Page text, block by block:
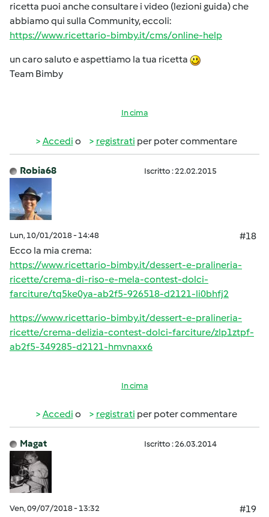
ricetta puoi anche consultare i video (lezioni guida) che
abbiamo qui sulla Community, eccoli:
https://www.ricettario-bimby.it/cms/online-help
un caro saluto e aspettiamo la tua ricetta
Team Bimby
In cima
Accedi o registrati per poter commentare
Robia68 Iscritto : 22.02.2015
Lun, 10/01/2018 - 14:48
#18
Ecco la mia crema:
https://www.ricettario-bimby.it/dessert-e-pralineria-
ricette/crema-di-riso-e-mela-contest-dolci-
farciture/tq5ke0ya-ab2f5-926518-d2121-li0bhfj2
https://www.ricettario-bimby.it/dessert-e-pralineria-
ricette/crema-delizia-contest-dolci-farciture/zlp1ztpf-
ab2f5-349285-d2121-hmvnaxx6
In cima
Accedi o registrati per poter commentare
Magat Iscritto : 26.03.2014
Ven, 09/07/2018 - 13:32
#19